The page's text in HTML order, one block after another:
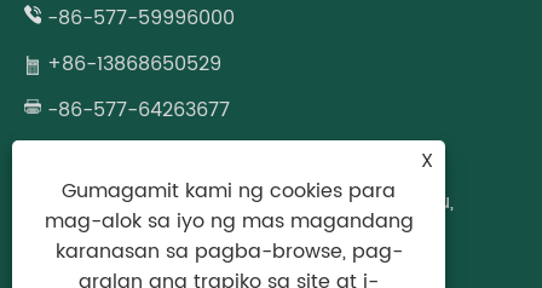
-86-577-59996000
+86-13868650529
-86-577-64263677
No.677 Fazhan Road, Longgang, Wenzhou,
Zhejiang Province, China
X
Gumagamit kami ng cookies para
mag-alok sa iyo ng mas magandang
karanasan sa pagba-browse, pag-